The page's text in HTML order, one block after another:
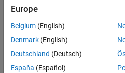
Europe
Belgium (English)
Denmark (English)
Deutschland (Deutsch)
España (Español)
Trust Center Trademarks
Application Status
Modern
Contact Us